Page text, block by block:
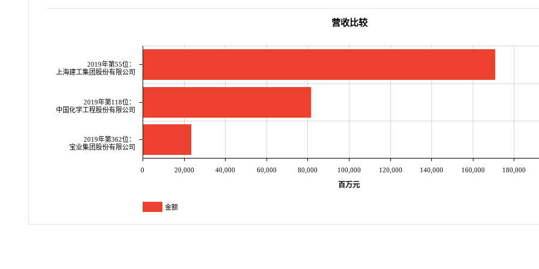
2019年第55位：
上海建工集团股份有限公司
2019年第118位：
中国化学工程股份有限公司
2019年第362位：
宝业集团股份有限公司
0 20,000 40,000 60,000 80,000 100,000 120,000 140,000 160,000 180,000
百万元
营收比较
金额